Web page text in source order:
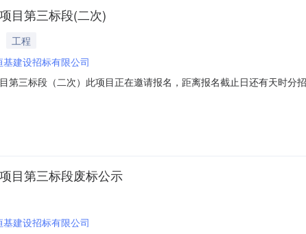
目第三标段(二次)
工程
基建设招标有限公司
第三标段（二次）此项目正在邀请报名，距离报名截止日还有天时分
办法》等法律法规规定，现对该项目进行公开招标，选定承包人。2
目第三标段废标公示
基建设招标有限公司